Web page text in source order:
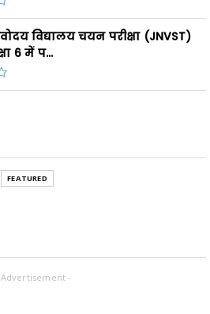
विद्यालय चयन परीक्षा (JNVST)
6 में प...
FEATURED
-